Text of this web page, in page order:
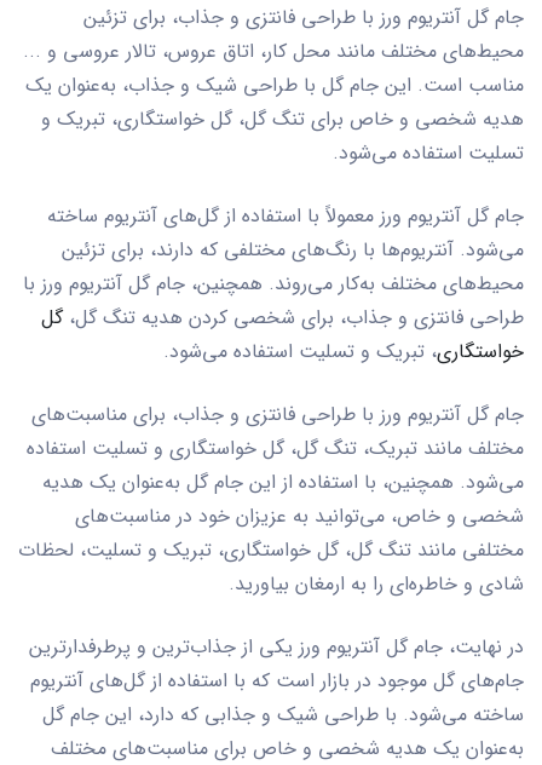
جام گل آنتریوم ورز با طراحی فانتزی و جذاب، برای تزئین
محیط‌های مختلف مانند محل کار، اتاق عروس، تالار عروسی و ...
مناسب است. این جام گل با طراحی شیک و جذاب، به‌عنوان یک
هدیه شخصی و خاص برای تنگ گل، گل خواستگاری، تبریک و
تسلیت استفاده می‌شود.
جام گل آنتریوم ورز معمولاً با استفاده از گل‌های آنتریوم ساخته
می‌شود. آنتریوم‌ها با رنگ‌های مختلفی که دارند، برای تزئین
محیط‌های مختلف به‌کار می‌روند. همچنین، جام گل آنتریوم ورز با
طراحی فانتزی و جذاب، برای شخصی کردن هدیه تنگ گل،گل
خواستگاری، تبریک و تسلیت استفاده می‌شود.
جام گل آنتریوم ورز با طراحی فانتزی و جذاب، برای مناسبت‌های
مختلف مانند تبریک، تنگ گل، گل خواستگاری و تسلیت استفاده
می‌شود. همچنین، با استفاده از این جام گل به‌عنوان یک هدیه
شخصی و خاص، می‌توانید به عزیزان خود در مناسبت‌های
مختلفی مانند تنگ گل، گل خواستگاری، تبریک و تسلیت، لحظات
شادی و خاطره‌ای را به ارمغان بیاورید.
در نهایت، جام گل آنتریوم ورز یکی از جذاب‌ترین و پرطرفدارترین
جام‌های گل موجود در بازار است که با استفاده از گل‌های آنتریوم
ساخته می‌شود. با طراحی شیک و جذابی که دارد، این جام گل
به‌عنوان یک هدیه شخصی و خاص برای مناسبت‌های مختلف